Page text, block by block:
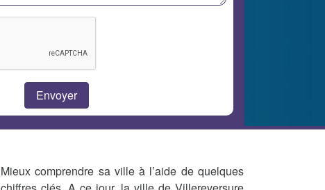
Mieux comprendre sa ville à l’aide de quelques